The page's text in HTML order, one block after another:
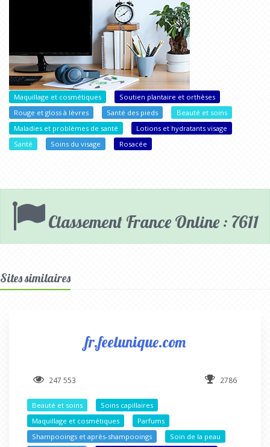
Maquillage et cosmétiques
Soutien plantaire et orthèses
Rouge et gloss à lèvres
Santé des pieds
Beauté et soins
Maladies et problèmes de santé
Lotions et hydratants visage
Santé
Soins du visage Rosacée
Classement France Online : 7611
Sites similaires
fr.feelunique.com
247 553 2786
Beauté et soins
Soins capillaires
Maquillage et cosmétiques
Parfums
Shampooings et après-shampooings
Soin de la peau